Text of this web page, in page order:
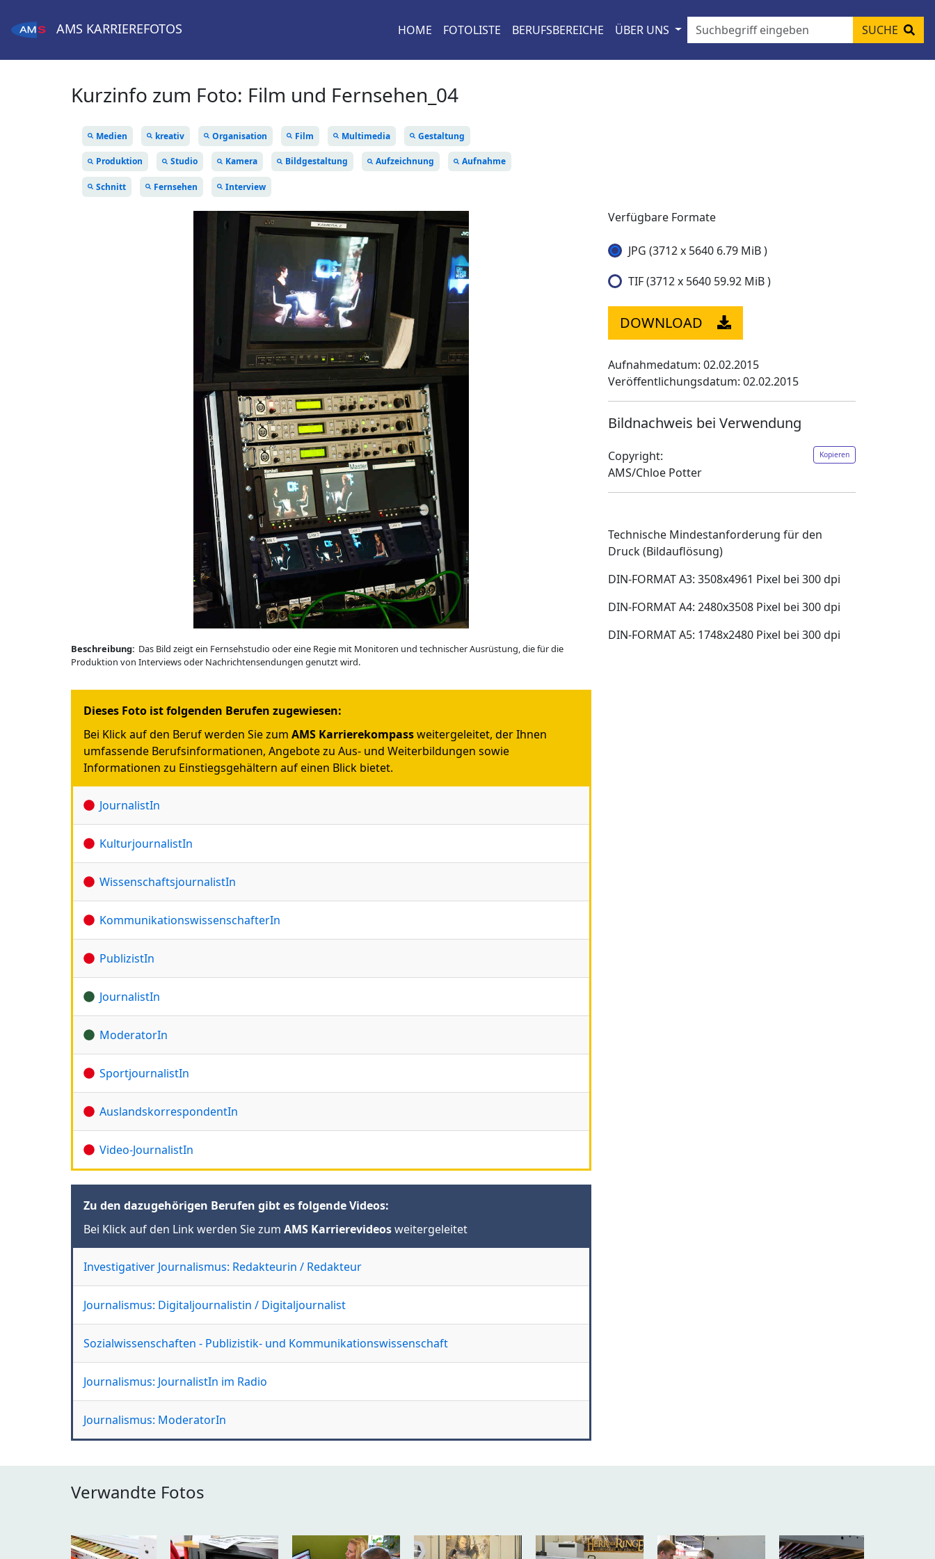
AMS KARRIEREFOTOS HOME FOTOLISTE BERUFSBEREICHE ÜBER UNS SUCHE
Kurzinfo zum Foto: Film und Fernsehen_04
Medien kreativ Organisation Film Multimedia Gestaltung
Produktion Studio Kamera Bildgestaltung Aufzeichnung Aufnahme
Schnitt Fernsehen Interview
Beschreibung: Das Bild zeigt ein Fernsehstudio oder eine Regie mit Monitoren und technischer Ausrüstung, die für die
Produktion von Interviews oder Nachrichtensendungen genutzt wird.
Verfügbare Formate
JPG (3712 x 5640 6.79 MiB )
TIF (3712 x 5640 59.92 MiB )
DOWNLOAD
Aufnahmedatum: 02.02.2015
Veröffentlichungsdatum: 02.02.2015
Bildnachweis bei Verwendung
Copyright: Kopieren
AMS/Chloe Potter
Technische Mindestanforderung für den
Druck (Bildauflösung)
DIN-FORMAT A3: 3508x4961 Pixel bei 300 dpi
DIN-FORMAT A4: 2480x3508 Pixel bei 300 dpi
DIN-FORMAT A5: 1748x2480 Pixel bei 300 dpi
Dieses Foto ist folgenden Berufen zugewiesen:
Bei Klick auf den Beruf werden Sie zum AMS Karrierekompassweitergeleitet, der Ihnen
umfassende Berufsinformationen, Angebote zu Aus- und Weiterbildungen sowie
Informationen zu Einstiegsgehältern auf einen Blick bietet.
JournalistIn
KulturjournalistIn
WissenschaftsjournalistIn
KommunikationswissenschafterIn
PublizistIn
JournalistIn
ModeratorIn
SportjournalistIn
AuslandskorrespondentIn
Video-JournalistIn
Zu den dazugehörigen Berufen gibt es folgende Videos:
Bei Klick auf den Link werden Sie zum AMS Karrierevideosweitergeleitet
Investigativer Journalismus: Redakteurin / Redakteur
Journalismus: Digitaljournalistin / Digitaljournalist
Sozialwissenschaften - Publizistik- und Kommunikationswissenschaft
Journalismus: JournalistIn im Radio
Journalismus: ModeratorIn
Verwandte Fotos